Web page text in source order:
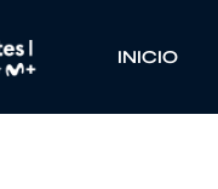
INICIO